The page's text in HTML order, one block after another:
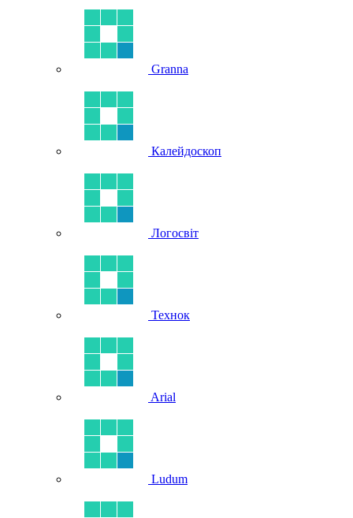
Granna
Калейдоскоп
Логосвіт
Технок
Arial
Ludum